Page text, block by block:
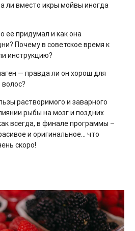
ли вместо икры мойвы иногда
её придумал и как она
Почему в советское время к
инструкцию?
— правда ли он хорош для
волос?
растворимого и заварного
рыбы на мозг и поздних
всегда, в финале программы –
и оригинальное... что
скоро!